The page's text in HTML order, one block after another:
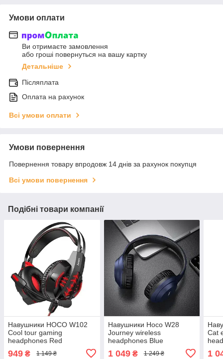
Умови оплати
Ви отримаєте замовлення
або гроші повернуться на вашу картку
Детальніше
Післяплата
Оплата на рахунок
Всі умови оплати
Умови повернення
Повернення товару впродовж 14 днів за рахунок покупця
Всі умови повернення
Подібні товари компанії
Навушники HOCO W102
Cool tour gaming
headphones Red
949 ₴ 1 149 ₴
Навушники Hoco W28
Journey wireless
headphones Blue
1 049₴ 1 249 ₴
Cat
1